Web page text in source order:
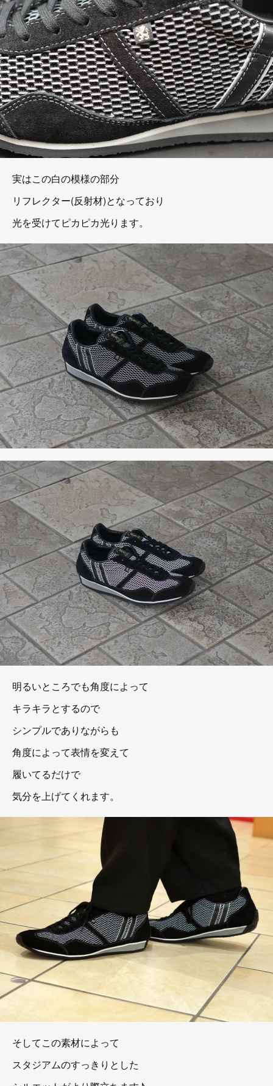
実はこの白の模様の部分
リフレクター(反射材)となっており
光を受けてピカピカ光ります。
明るいところでも角度によって
キラキラとするので
シンプルでありながらも
角度によって表情を変えて
履いてるだけで
気分を上げてくれます。
そしてこの素材によって
スタジアムのすっきりとした